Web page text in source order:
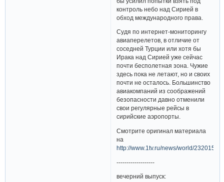
контроль небо над Сирией в
обход международного права.
Судя по интернет-мониторингу
авиаперелетов, в отличие от
соседней Турции или хотя бы
Ирака над Сирией уже сейчас
почти бесполетная зона. Чужие
здесь пока не летают, но и своих
почти не осталось. Большинство
авиакомпаний из соображений
безопасности давно отменили
свои регулярные рейсы в
сирийские аэропорты.
Смотрите оригинал материала
на
http://www.1tv.ru/news/world/232015
-------------------
вечерний выпуск: